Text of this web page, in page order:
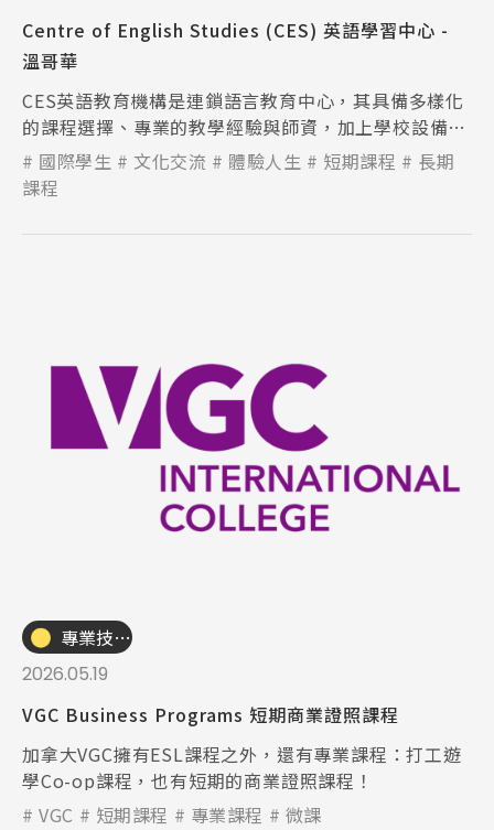
Centre of English Studies (CES) 英語學習中心 -
溫哥華
CES英語教育機構是連鎖語言教育中心，其具備多樣化
的課程選擇、專業的教學經驗與師資，加上學校設備新
穎充足，讓學生能在舒適輕鬆的環境下學習。
國際學生 文化交流 體驗人生 短期課程
長期
課程
專業技職｜海外工讀
2026.05.19
VGC Business Programs 短期商業證照課程
加拿大VGC擁有ESL課程之外，還有專業課程：打工遊
學Co-op課程，也有短期的商業證照課程！
VGC
短期課程 專業課程 微課